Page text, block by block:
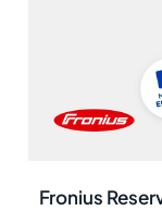
Fronius